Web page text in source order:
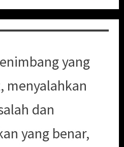
yang
menyalahkan
dan
yang benar,